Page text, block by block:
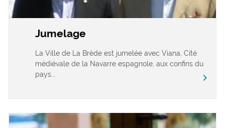
Jumelage
La Ville de La Brède est jumelée avec Viana, Cité
médiévale de la Navarre espagnole, aux confins du
pays...
chevron_right